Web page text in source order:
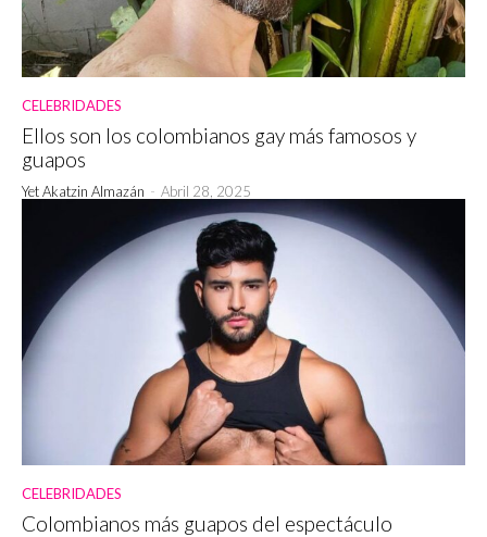
CELEBRIDADES
Ellos son los colombianos gay más famosos y
guapos
Yet Akatzin Almazán - Abril 28, 2025
CELEBRIDADES
Colombianos más guapos del espectáculo